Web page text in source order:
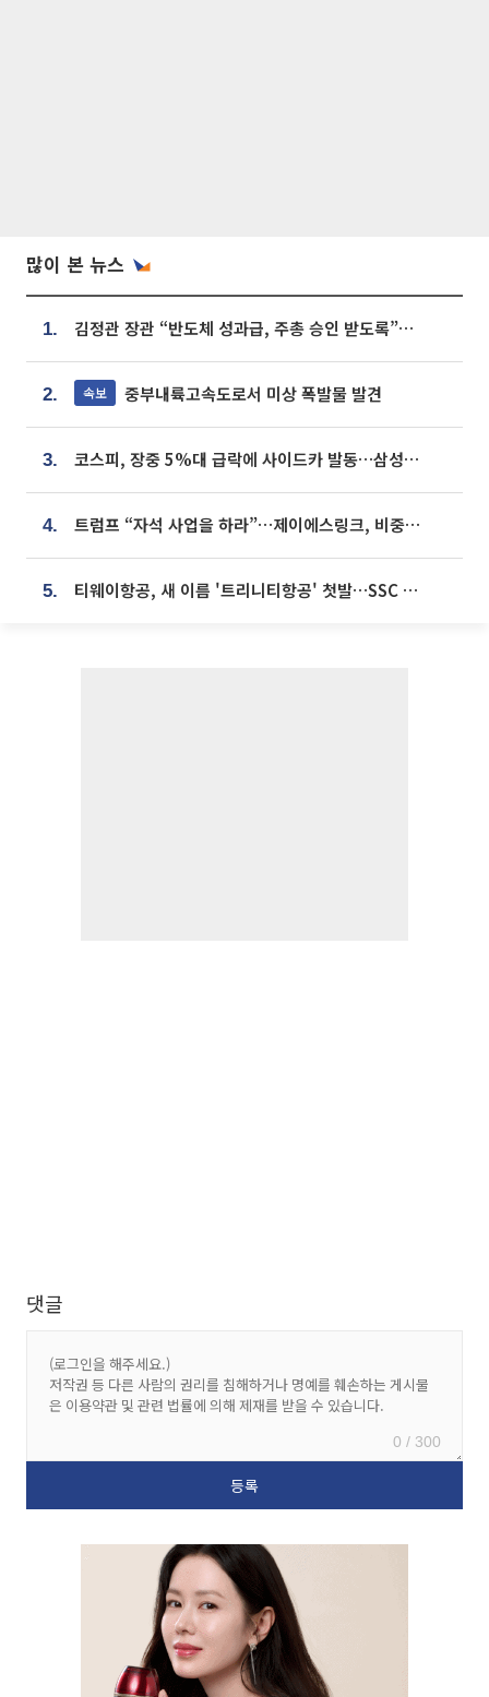
많이 본 뉴스
1. 김정관 장관 “반도체 성과급, 주총 승인 받도록”…상법·자본시장법 개정 시사
2. 속보 중부내륙고속도로서 미상 폭발물 발견
3. 코스피, 장중 5%대 급락에 사이드카 발동…삼성·SK 동반 폭락
4. 트럼프 “자석 사업을 하라”…제이에스링크, 비중국 영구자석 공급망 구축 속도
5. 티웨이항공, 새 이름 '트리니티항공' 첫발…SSC 전략 본격화
댓글
0 / 300